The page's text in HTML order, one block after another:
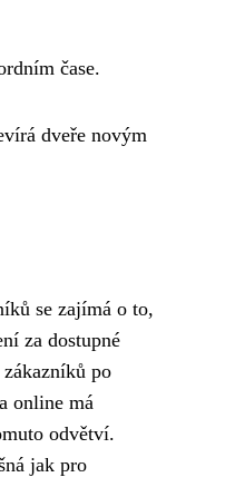
čase.
dveře novým
se zajímá o to,
za dostupné
po
online má
odvětví.
jak pro